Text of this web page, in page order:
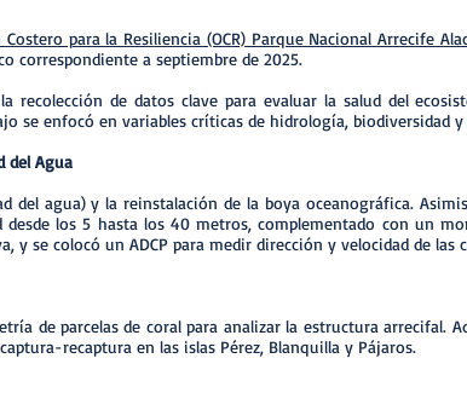
para la Resiliencia (OCR) Parque Nacional Arrecife
correspondiente a septiembre de 2025.
de datos clave para evaluar la salud del
se enfocó en variables críticas de hidrología, biodiversidad
del Agua
del agua) y la reinstalación de la boya oceanográfica.
los 5 hasta los 40 metros, complementado con un
y se colocó un ADCP para medir dirección y velocidad de
de parcelas de coral para analizar la estructura arrecifal.
recaptura en las islas Pérez, Blanquilla y Pájaros.